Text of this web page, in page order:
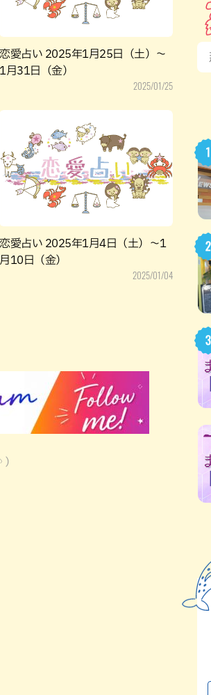
恋愛占い 2025年1月25日（土）～
1月31日（金）
2025/01/25
恋愛占い 2025年1月4日（土）～1
月10日（金）
2025/01/04